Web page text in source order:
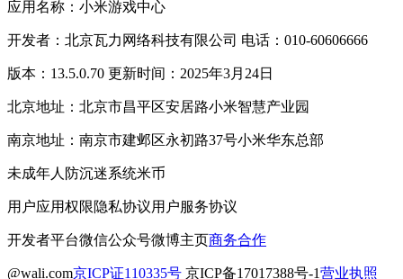
应用名称：小米游戏中心
开发者：北京瓦力网络科技有限公司 电话：010-60606666
版本：13.5.0.70 更新时间：2025年3月24日
北京地址：北京市昌平区安居路小米智慧产业园
南京地址：南京市建邺区永初路37号小米华东总部
未成年人防沉迷系统米币
用户应用权限隐私协议用户服务协议
开发者平台微信公众号微博主页商务合作
@wali.com京ICP证110335号 京ICP备17017388号-1营业执照